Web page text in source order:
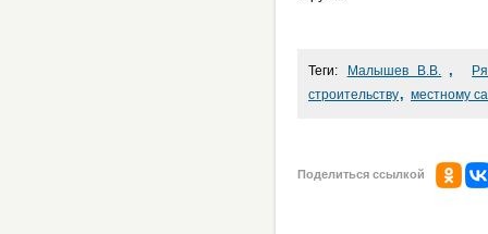
Теги: Малышев В.В. ,
строительству, местному
Поделиться ссылкой